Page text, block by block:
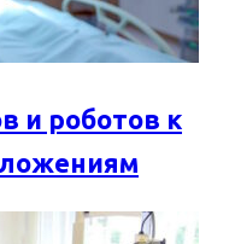
и роботов к